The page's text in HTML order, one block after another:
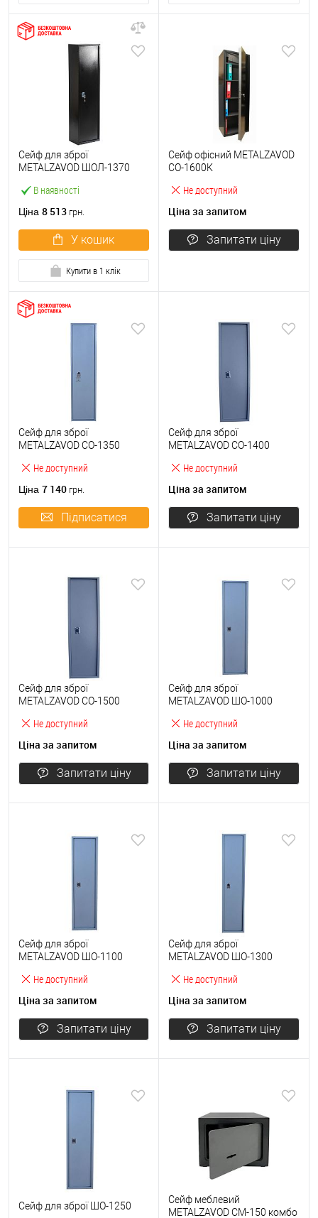
В наявності
Сейф для зброї
METALZAVOD ШОЛ-1370
Ціна 8 513 грн.
У кошик
Купити в 1 клік
Не доступний
Сейф офісний METALZAVOD
СО-1600К
Ціна за запитом
Запитати ціну
Не доступний
Сейф для зброї
METALZAVOD СО-1350
Ціна 7 140 грн.
Підписатися
Не доступний
Сейф для зброї
METALZAVOD СО-1400
Ціна за запитом
Запитати ціну
Не доступний
Сейф для зброї
METALZAVOD СО-1500
Ціна за запитом
Запитати ціну
Не доступний
Сейф для зброї
METALZAVOD ШО-1000
Ціна за запитом
Запитати ціну
Не доступний
Сейф для зброї
METALZAVOD ШО-1100
Ціна за запитом
Запитати ціну
Не доступний
Сейф для зброї
METALZAVOD ШО-1300
Ціна за запитом
Запитати ціну
Сейф для зброї ШО-1250
Сейф меблевий
METALZAVOD СМ-150 комбо